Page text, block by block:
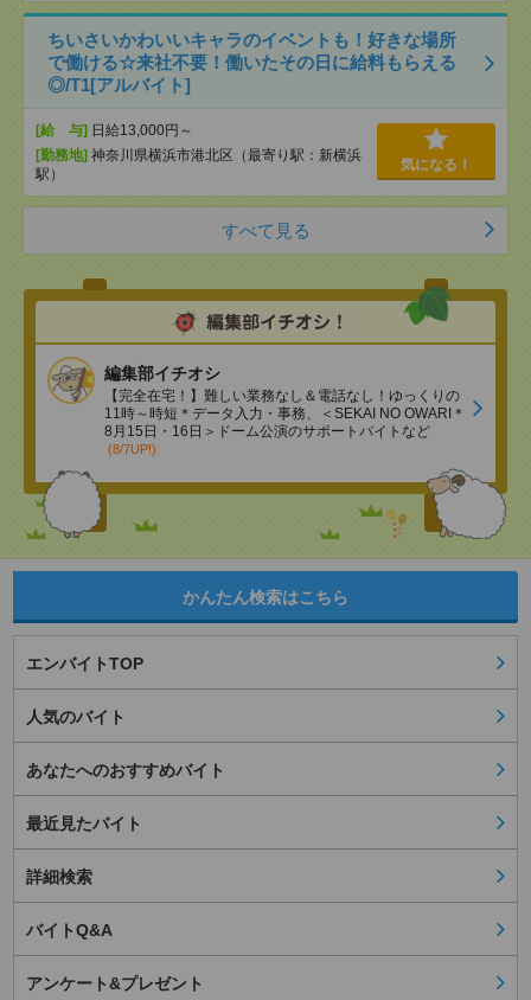
ちいさいかわいいキャラのイベントも！好きな場所
で働ける☆来社不要！働いたその日に給料もらえる
◎/T1[アルバイト]
[給 与] 日給13,000円～
[勤務地] 神奈川県横浜市港北区（最寄り駅：新横浜
駅）
気になる！
すべて見る
編集部イチオシ
【完全在宅！】難しい業務なし＆電話なし！ゆっくりの
11時～時短＊データ入力・事務、＜SEKAI NO OWARI＊
8月15日・16日＞ドーム公演のサポートバイトなど
(8/7UP!)
かんたん検索はこちら
エンバイトTOP
人気のバイト
あなたへのおすすめバイト
最近見たバイト
詳細検索
バイトQ&A
アンケート&プレゼント